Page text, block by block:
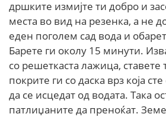
дршките измијте ти добро и
места во вид на резенка, а не
еден погoлем сад вода и
Барете ги околу 15 минути.
со решеткаста лажица, ставете
покрите ги со даска врз која
да се исцедат од водата. Така
патлиџаните да преноќат.